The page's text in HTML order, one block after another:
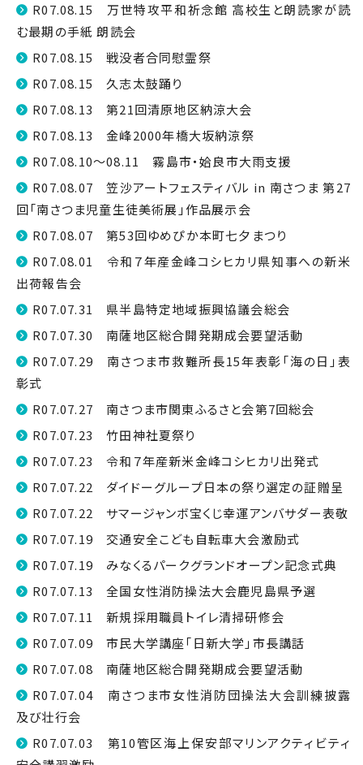
R07.08.15 万世特攻平和祈念館 高校生と朗読家が読
む最期の手紙 朗読会
R07.08.15 戦没者合同慰霊祭
R07.08.15 久志太鼓踊り
R07.08.13 第21回清原地区納涼大会
R07.08.13 金峰2000年橋大坂納涼祭
R07.08.10～08.11 霧島市・姶良市大雨支援
R07.08.07 笠沙アートフェスティバル in 南さつま 第27
回「南さつま児童生徒美術展」作品展示会
R07.08.07 第53回ゆめぴか本町七夕まつり
R07.08.01 令和７年産金峰コシヒカリ県知事への新米
出荷報告会
R07.07.31 県半島特定地域振興協議会総会
R07.07.30 南薩地区総合開発期成会要望活動
R07.07.29 南さつま市救難所長15年表彰「海の日」表
彰式
R07.07.27 南さつま市関東ふるさと会第7回総会
R07.07.23 竹田神社夏祭り
R07.07.23 令和７年産新米金峰コシヒカリ出発式
R07.07.22 ダイドーグループ日本の祭り選定の証贈呈
R07.07.22 サマージャンボ宝くじ幸運アンバサダー表敬
R07.07.19 交通安全こども自転車大会激励式
R07.07.19 みなくるパークグランドオープン記念式典
R07.07.13 全国女性消防操法大会鹿児島県予選
R07.07.11 新規採用職員トイレ清掃研修会
R07.07.09 市民大学講座「日新大学」市長講話
R07.07.08 南薩地区総合開発期成会要望活動
R07.07.04 南さつま市女性消防団操法大会訓練披露
及び壮行会
R07.07.03 第10管区海上保安部マリンアクティビティ